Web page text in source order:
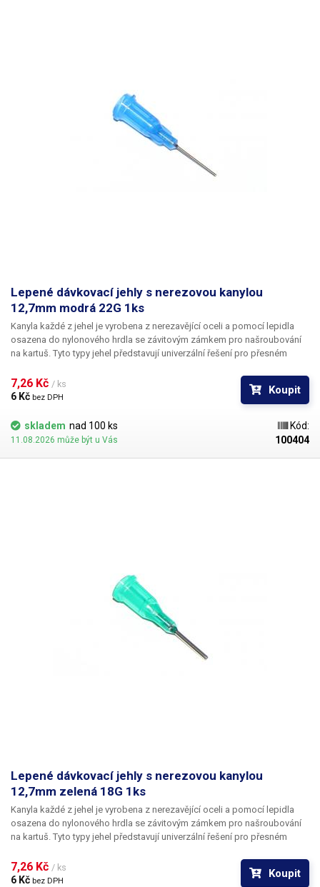
Lepené dávkovací jehly s nerezovou kanylou
12,7mm modrá 22G 1ks
Kanyla každé z jehel je vyrobena z nerezavějící oceli a pomocí lepidla
osazena do nylonového hrdla se závitovým zámkem pro našroubování
na kartuš. Tyto typy jehel představují univerzální řešení pro přesném
silikony, epoxidy, lepidla... Každá z jehel je vybavena dvojitým závitem a
zámkovým systémem ke spolehlivému a rychlému uchycení
7,26 Kč / ks
6 Kč bez DPH
Koupit
skladem nad 100 ks
11.08.2026 může být u Vás
Kód:
100404
Lepené dávkovací jehly s nerezovou kanylou
12,7mm zelená 18G 1ks
Kanyla každé z jehel je vyrobena z nerezavějící oceli a pomocí lepidla
osazena do nylonového hrdla se závitovým zámkem pro našroubování
na kartuš. Tyto typy jehel představují univerzální řešení pro přesném
silikony, epoxidy, lepidla... Každá z jehel je vybavena dvojitým závitem a
zámkovým systémem ke spolehlivému a rychlému uchycení
7,26 Kč / ks
6 Kč bez DPH
Koupit